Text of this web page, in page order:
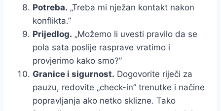
Potreba. „Treba mi nježan kontakt nakon
konflikta.”
Prijedlog. „Možemo li uvesti pravilo da se
pola sata poslije rasprave vratimo i
provjerimo kako smo?”
Granice i sigurnost. Dogovorite riječi za
pauzu, redovite „check-in” trenutke i načine
popravljanja ako netko sklizne. Tako